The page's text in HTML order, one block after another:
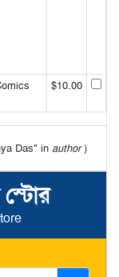
$10.00
Das" in author)